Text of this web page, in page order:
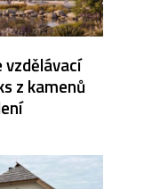
z kamenů